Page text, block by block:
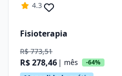
4.3
Fisioterapia
R$ 773,51
R$ 278,46 | mês -64%